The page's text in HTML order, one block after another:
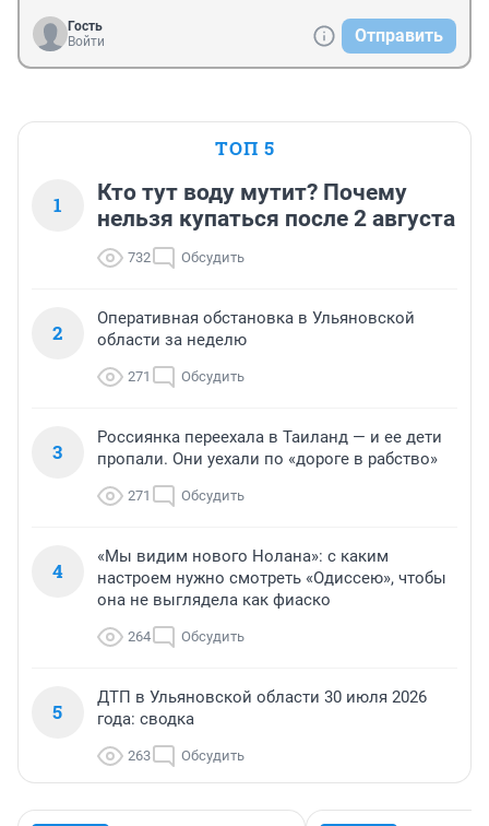
Гость
Войти
Отправить
ТОП 5
1
Кто тут воду мутит? Почему
нельзя купаться после 2 августа
732 Обсудить
2
Оперативная обстановка в Ульяновской
области за неделю
271 Обсудить
3
Россиянка переехала в Таиланд — и ее дети
пропали. Они уехали по «дороге в рабство»
271 Обсудить
4
«Мы видим нового Нолана»: с каким
настроем нужно смотреть «Одиссею», чтобы
она не выглядела как фиаско
264 Обсудить
5
ДТП в Ульяновской области 30 июля 2026
года: сводка
263 Обсудить